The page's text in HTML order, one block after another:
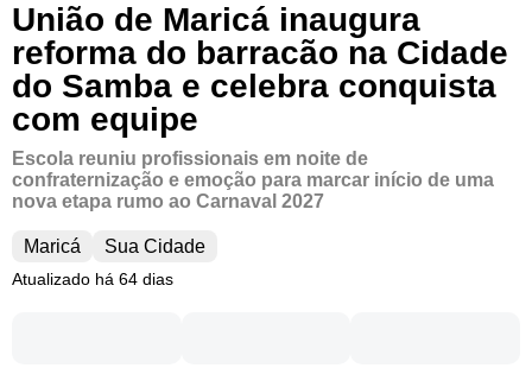
União de Maricá inaugura
reforma do barracão na Cidade
do Samba e celebra conquista
com equipe
Escola reuniu profissionais em noite de
confraternização e emoção para marcar início de uma
nova etapa rumo ao Carnaval 2027
Maricá Sua Cidade
Atualizado há 64 dias